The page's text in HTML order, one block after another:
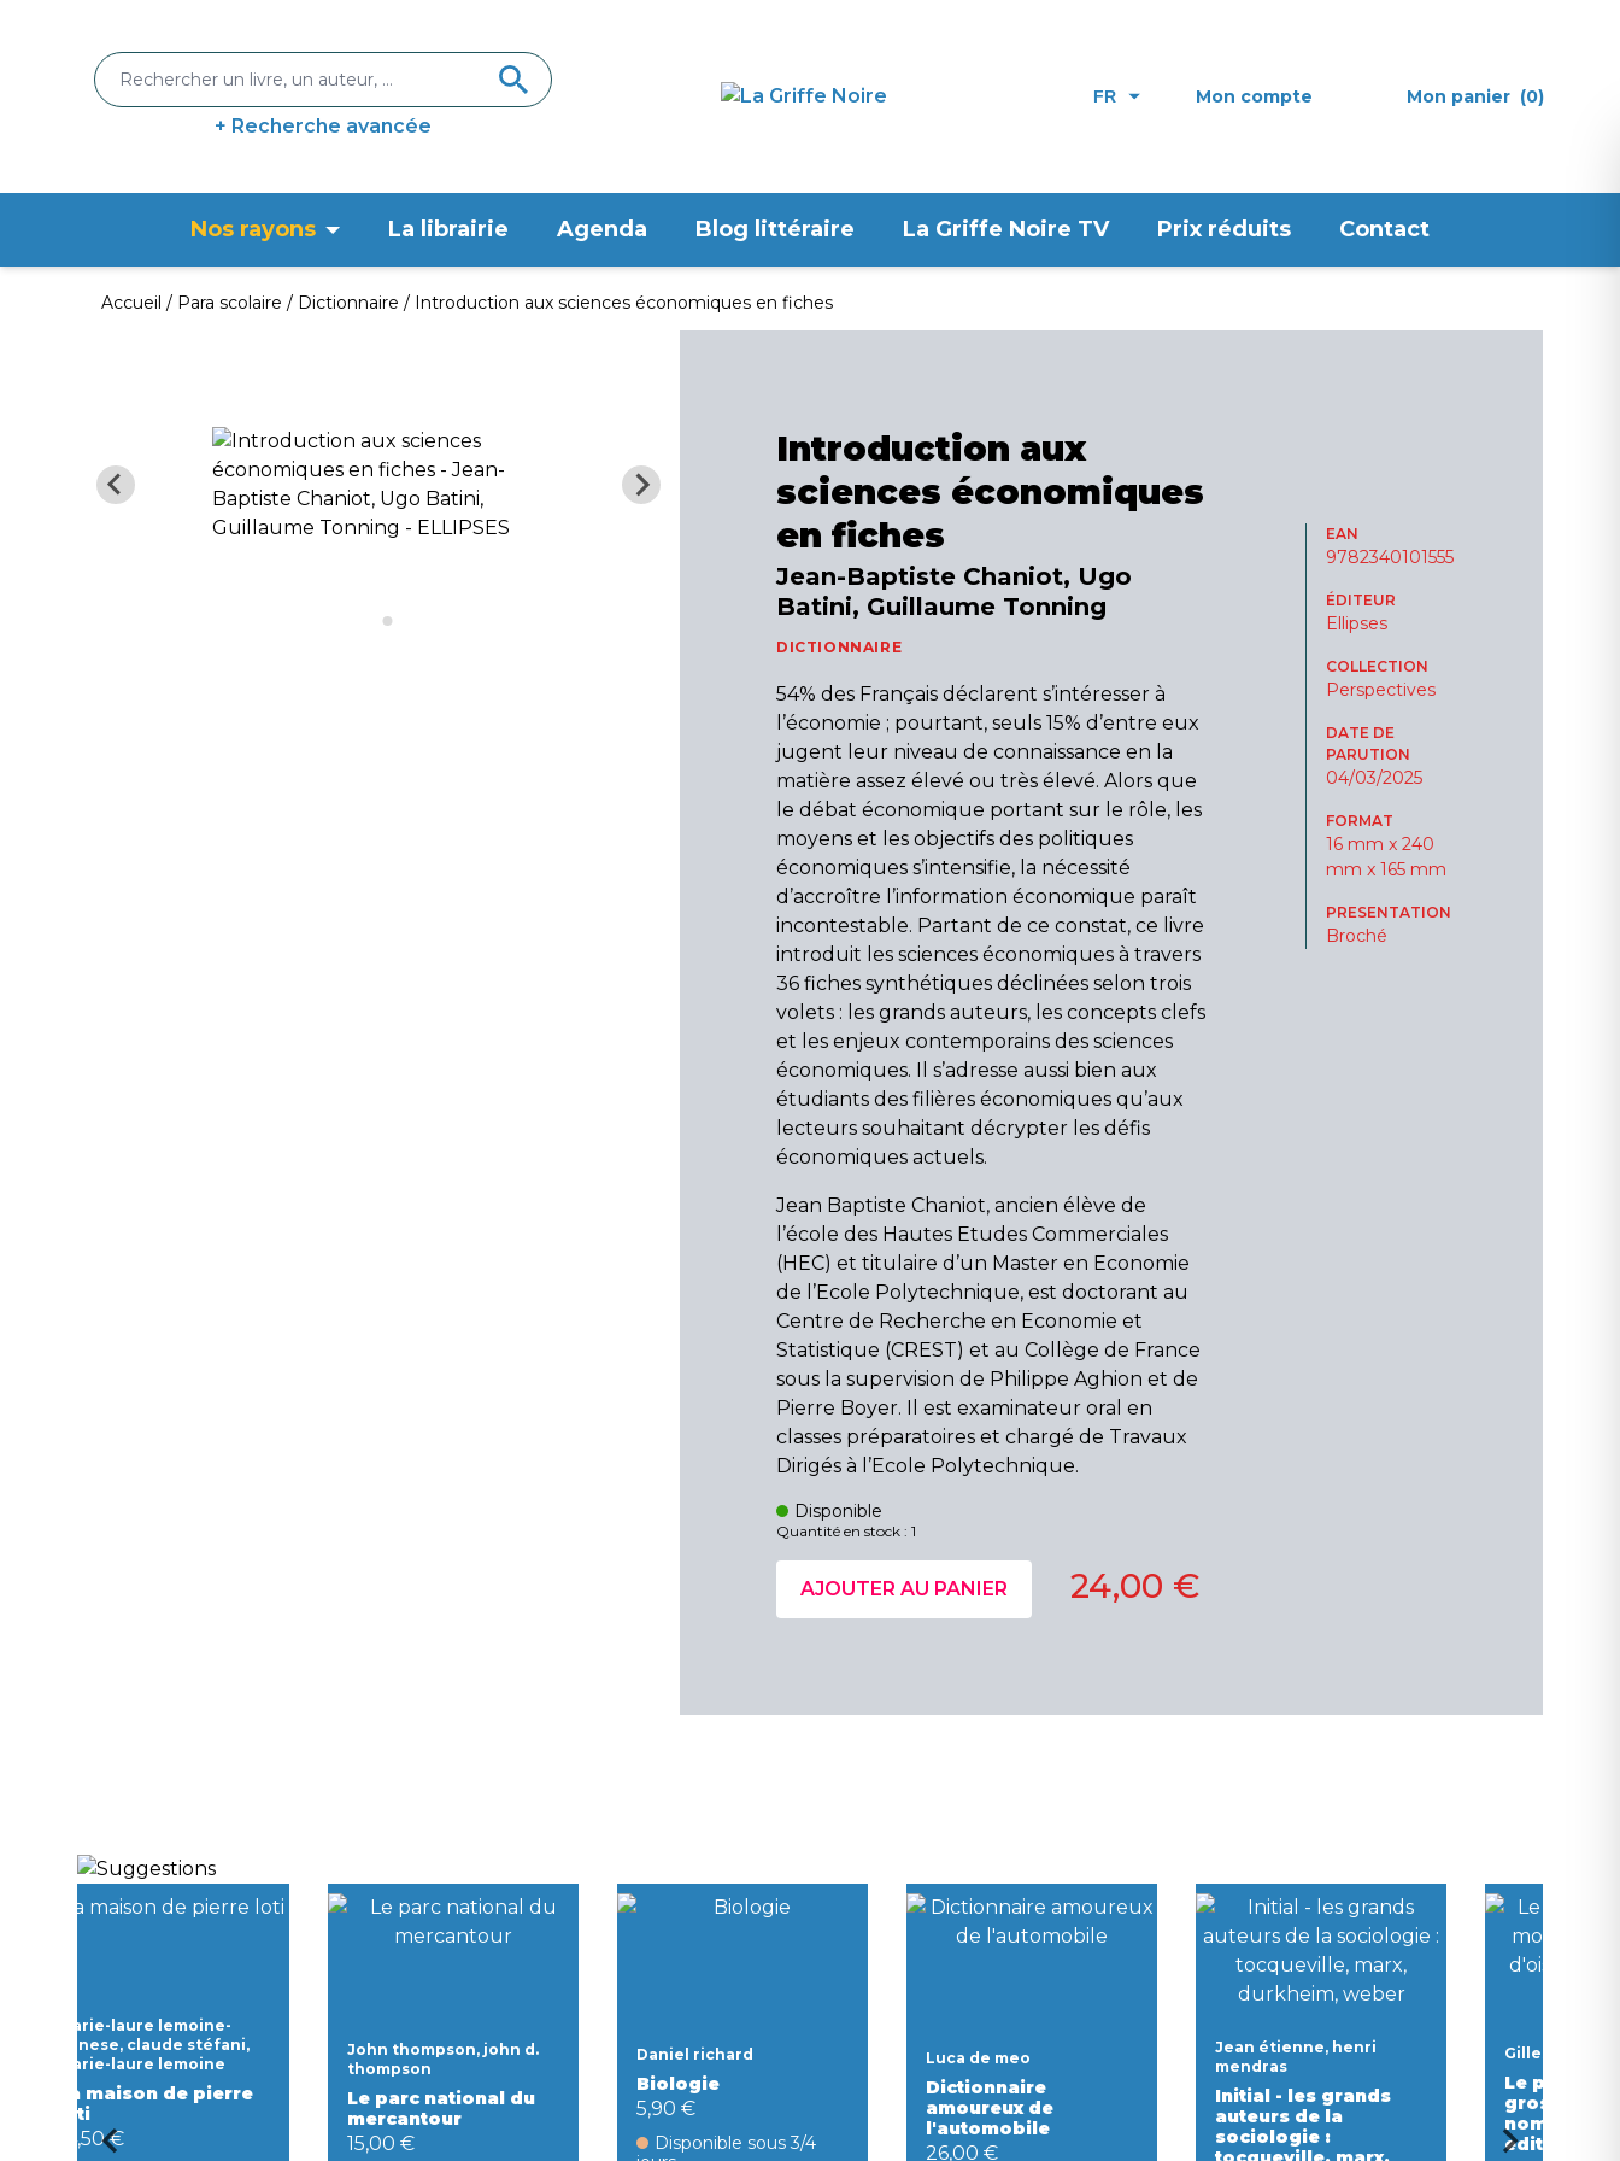
+ Recherche avancée
FR Mon compte Mon panier (0)
Nos rayons La librairie Agenda Blog littéraire La Griffe Noire TV Prix réduits Contact
Accueil Para scolaire Dictionnaire Introduction aux sciences économiques en fiches
Introduction aux
sciences économiques
en fiches
Jean-Baptiste Chaniot, Ugo
Batini, Guillaume Tonning
DICTIONNAIRE
54% des Français déclarent s’intéresser à
l’économie ; pourtant, seuls 15% d’entre eux
jugent leur niveau de connaissance en la
matière assez élevé ou très élevé. Alors que
le débat économique portant sur le rôle, les
moyens et les objectifs des politiques
économiques s’intensifie, la nécessité
d’accroître l’information économique paraît
incontestable. Partant de ce constat, ce livre
introduit les sciences économiques à travers
36 fiches synthétiques déclinées selon trois
volets : les grands auteurs, les concepts clefs
et les enjeux contemporains des sciences
économiques. Il s’adresse aussi bien aux
étudiants des filières économiques qu’aux
lecteurs souhaitant décrypter les défis
économiques actuels.
Jean Baptiste Chaniot, ancien élève de
l’école des Hautes Etudes Commerciales
(HEC) et titulaire d’un Master en Economie
de l’Ecole Polytechnique, est doctorant au
Centre de Recherche en Economie et
Statistique (CREST) et au Collège de France
sous la supervision de Philippe Aghion et de
Pierre Boyer. Il est examinateur oral en
classes préparatoires et chargé de Travaux
Dirigés à l’Ecole Polytechnique.
Disponible
Quantité en stock : 1
EAN
9782340101555
ÉDITEUR
Ellipses
COLLECTION
Perspectives
DATE DE
PARUTION
04/03/2025
FORMAT
16 mm x 240
mm x 165 mm
PRESENTATION
Broché
24,00 €
AJOUTER AU PANIER
Marie-laure lemoine-
danese, claude stéfani,
marie-laure lemoine
La maison de pierre
loti
14,50 €
John thompson, john d.
thompson
Le parc national du
mercantour
15,00 €
Daniel richard
Biologie
5,90 €
Disponible sous 3/4
Luca de meo
Dictionnaire
amoureux de
l'automobile
26,00 €
Jean étienne, henri
mendras
Initial - les grands
auteurs de la
sociologie :
Gilles
Le petit
gros mots
noms
edition)